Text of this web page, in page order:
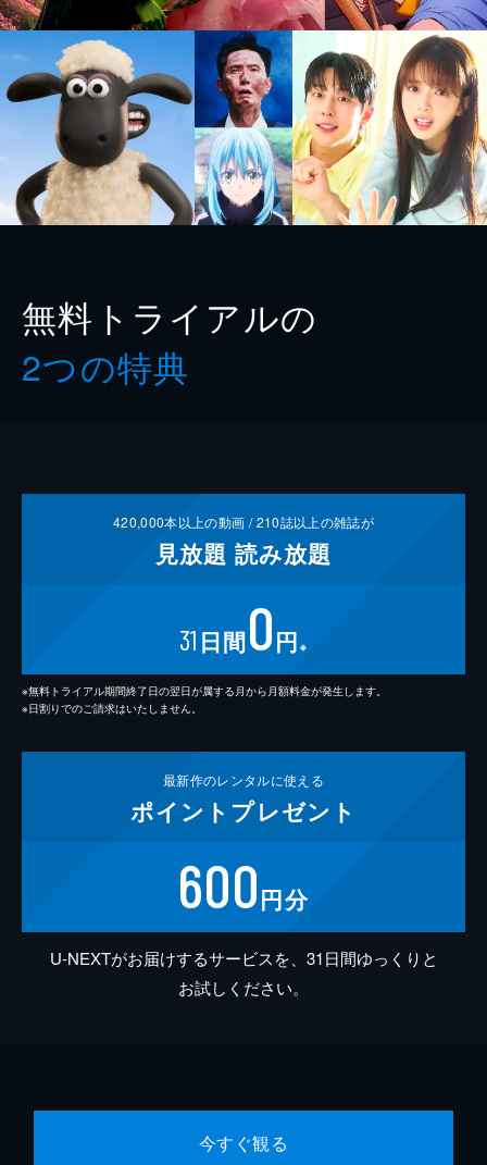
無料トライアルの
2つの特典
420,000本以上の動画 /210誌以上の雑誌が
見放題 読み放題
31 日間0円 ※
※無料トライアル期間終了日の翌日が属する月から月額料金が発生します。
※日割りでのご請求はいたしません。
最新作のレンタルに使える
ポイント プレゼント
600円分
U-NEXTがお届けするサービスを、31日間ゆっくりと
お試しください。
今すぐ観る